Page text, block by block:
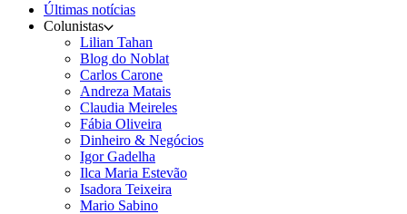
Últimas notícias
Colunistas
Lilian Tahan
Blog do Noblat
Carlos Carone
Andreza Matais
Claudia Meireles
Fábia Oliveira
Dinheiro & Negócios
Igor Gadelha
Ilca Maria Estevão
Isadora Teixeira
Mario Sabino